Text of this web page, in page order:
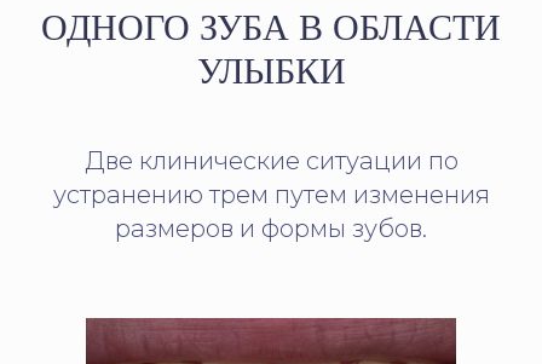
ОДНОГО ЗУБА В ОБЛАСТИ
УЛЫБКИ
Две клинические ситуации по
устранению трем путем изменения
размеров и формы зубов.